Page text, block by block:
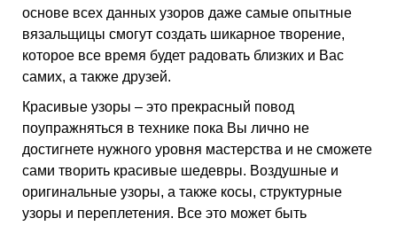
основе всех данных узоров даже самые опытные
вязальщицы смогут создать шикарное творение,
которое все время будет радовать близких и Вас
самих, а также друзей.
Красивые узоры – это прекрасный повод
поупражняться в технике пока Вы лично не
достигнете нужного уровня мастерства и не сможете
сами творить красивые шедевры. Воздушные и
оригинальные узоры, а также косы, структурные
узоры и переплетения. Все это может быть